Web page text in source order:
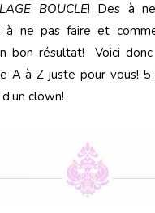
BOUCLE! Des à
à ne pas faire et
bon résultat! Voici
A à Z juste pour vous! 5
clown!